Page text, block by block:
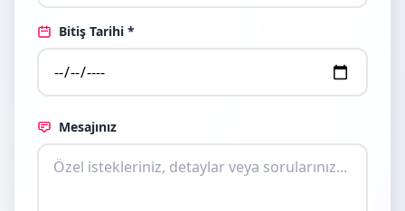
Bitiş Tarihi *
Mesajınız